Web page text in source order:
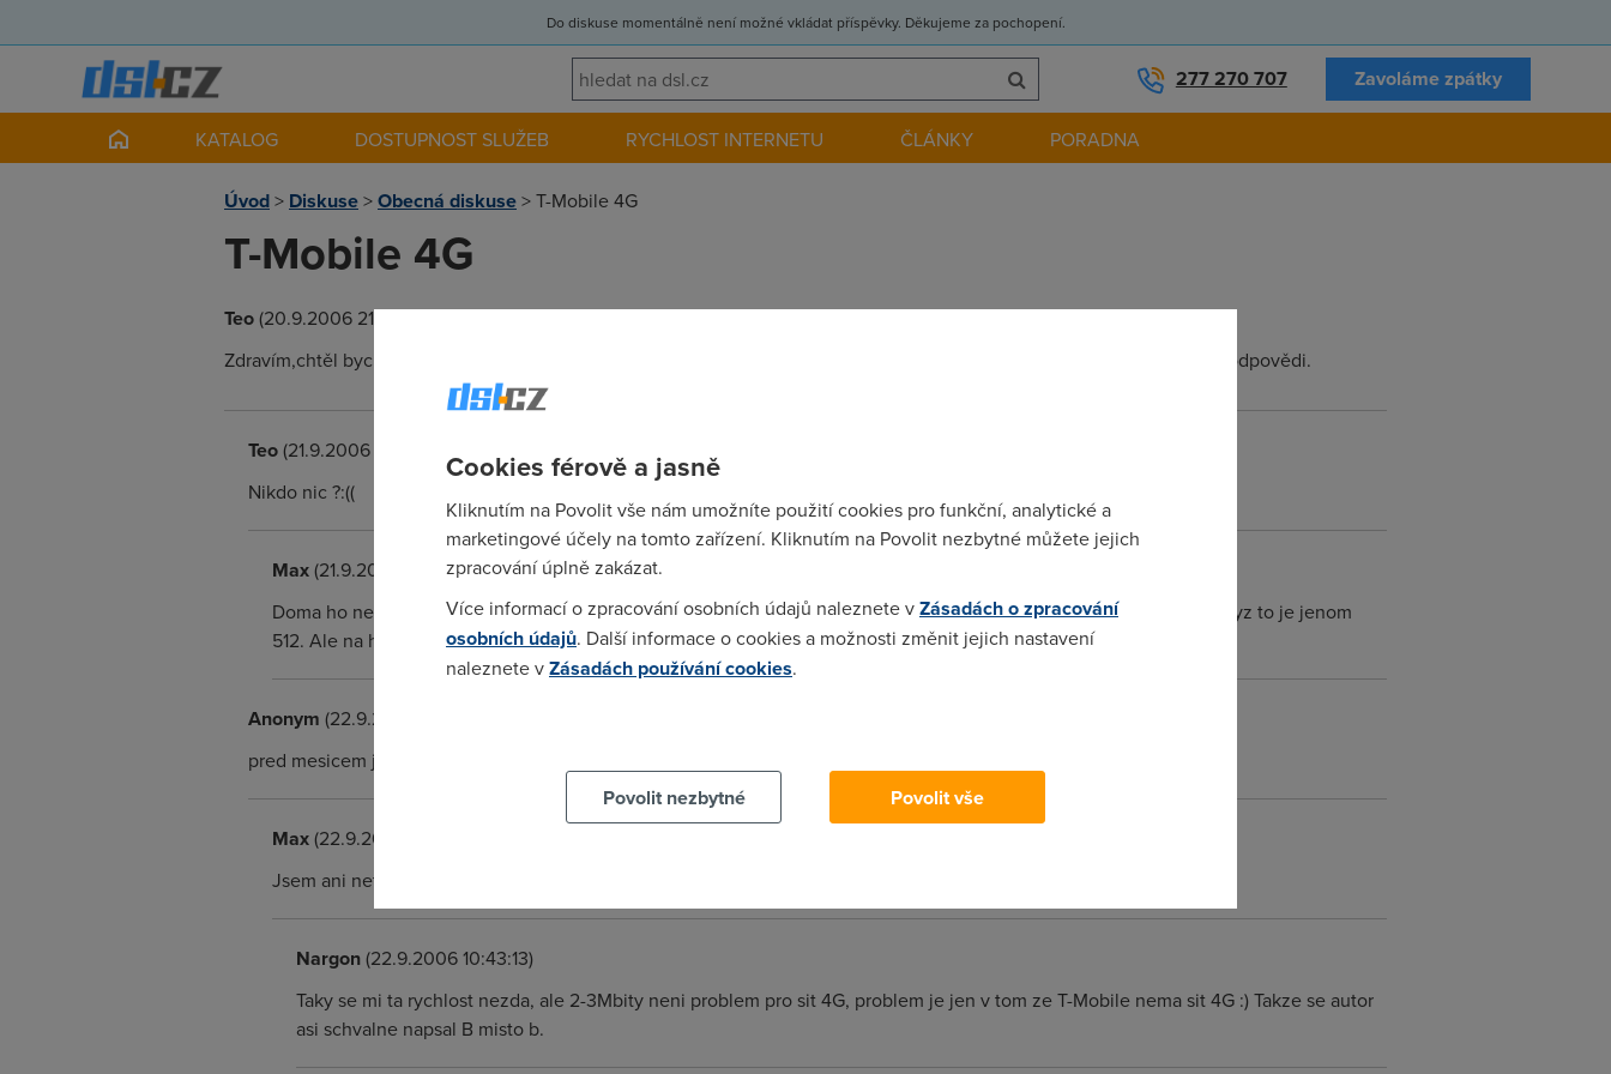
Do diskuse momentálně není možné vkládat příspěvky. Děkujeme za pochopení.
277 270 707 Zavoláme zpátky
KATALOG DOSTUPNOST SLUŽEB RYCHLOST INTERNETU ČLÁNKY PORADNA
Úvod> Diskuse>Obecná diskuse>T-Mobile 4G
T-Mobile 4G
Teo(20.9.2006 21:04:15)
Zdravím,chtěl bych se zeptat lidí ,kteří mají tento internet na jejich zkušenosti (hlavně co se týče pingu) ,předem díky za odpovědi.
Teo(21.9.2006 21:59:01)
Nikdo nic ?:((
Max(21.9.2006 23:32:16)
Doma ho nemam ale co mi jednou kamos rikal, ze ho videl v akci a na stahovani je to dobry. Za tu cenu se to da i kdyz to je jenom
512. Ale na hrani zapomen.
Anonym (22.9.2006 08:16:47)
pred mesicem jsem mel moznost si to na chvili vyzkouset rychlost kolem 300-400KB/s odezvy nepouzitelny pro hrani
Max(22.9.2006 09:05:08)
Jsem ani netusil ze je to schopny takovy rychlosti.
Nargon(22.9.2006 10:43:13)
Taky se mi ta rychlost nezda, ale 2-3Mbity neni problem pro sit 4G, problem je jen v tom ze T-Mobile nema sit 4G :) Takze se autor
asi schvalne napsal B misto b.
Cookies férově a jasně
Kliknutím na Povolit vše nám umožníte použití cookies pro funkční, analytické a
marketingové účely na tomto zařízení. Kliknutím na Povolit nezbytné můžete jejich
zpracování úplně zakázat.
Více informací o zpracování osobních údajů naleznete vZásadách o zpracování
osobních údajů. Další informace o cookies a možnosti změnit jejich nastavení
naleznete vZásadách používání cookies.
Povolit nezbytné
Povolit vše